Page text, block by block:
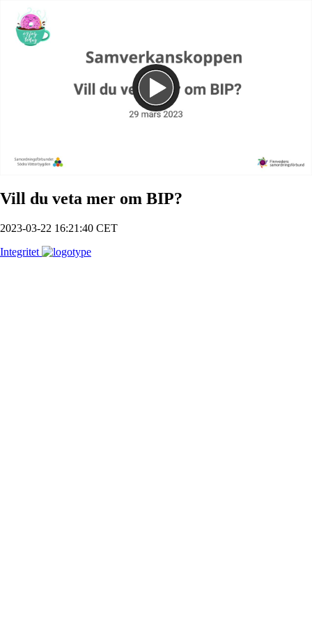
Spela
Vill du veta mer om BIP?
2023-03-22 16:21:40 CET
Integritet